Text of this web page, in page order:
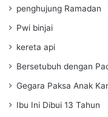
penghujung Ramadan
Pwi binjai
kereta api
Bersetubuh dengan
Gegara Paksa Anak
Ibu Ini Dibui 13 Tahun